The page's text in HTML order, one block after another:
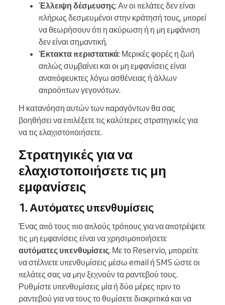
Έλλειψη δέσμευσης: Αν οι πελάτες δεν είναι
πλήρως δεσμευμένοι στην κράτησή τους, μπορεί
να θεωρήσουν ότι η ακύρωση ή η μη εμφάνιση
δεν είναι σημαντική.
Έκτακτα περιστατικά: Μερικές φορές η ζωή
απλώς συμβαίνει και οι μη εμφανίσεις είναι
αναπόφευκτες λόγω ασθένειας ή άλλων
απροόπτων γεγονότων.
Η κατανόηση αυτών των παραγόντων θα σας
βοηθήσει να επιλέξετε τις καλύτερες στρατηγικές για
να τις ελαχιστοποιήσετε.
Στρατηγικές για να
ελαχιστοποιήσετε τις μη
εμφανίσεις
1. Αυτόματες υπενθυμίσεις
Ένας από τους πιο απλούς τρόπους για να αποτρέψετε
τις μη εμφανίσεις είναι να χρησιμοποιήσετε
αυτόματες υπενθυμίσεις. Με το Reservio, μπορείτε
να στέλνετε υπενθυμίσεις μέσω email ή SMS ώστε οι
πελάτες σας να μην ξεχνούν τα ραντεβού τους.
Ρυθμίστε υπενθυμίσεις μία ή δύο μέρες πριν το
ραντεβού για να τους το θυμίσετε διακριτικά και να